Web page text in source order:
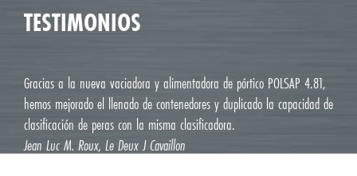
TESTIMONIOS
Gracias a la nueva vaciadora y alimentadora de pórtico POLSAP 4.81,
hemos mejorado el llenado de contenedores y duplicado la capacidad de
clasificación de peras con la misma clasificadora.
Jean Luc M. Roux, Le Deux J Cavaillon